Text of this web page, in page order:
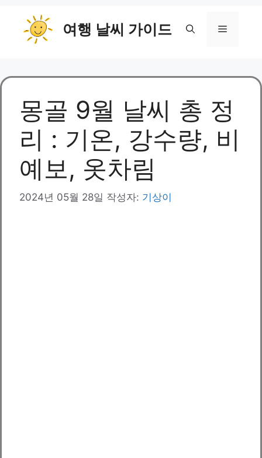
너
여행 날씨 가이드 메
몽골 9월 날씨 총 정
리 : 기온, 강수량, 비
예보, 옷차림
2024년 05월 28일 작성자: 기상이